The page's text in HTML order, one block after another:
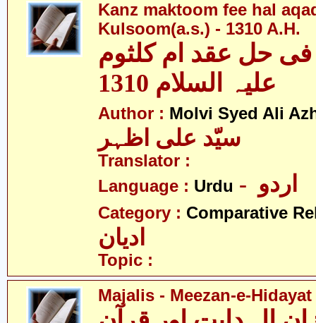
Kanz maktoom fee hal
Kulsoom(a.s.) - 1310 A.H.
فی حل عقد ام کلثوم
Author : Molvi Syed Ali
Translator :
Language : Urdu
Category : Comparative
ادیان
Topic :
Majalis - Meezan-e-